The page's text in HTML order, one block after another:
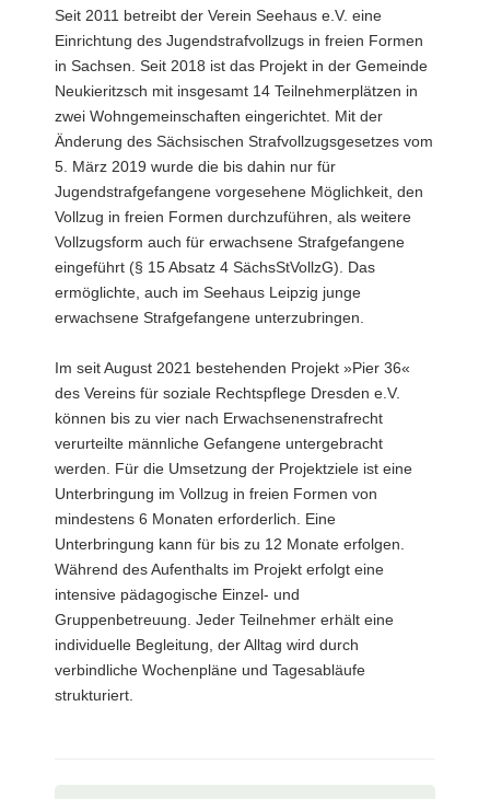
Seit 2011 betreibt der Verein Seehaus e.V. eine
Einrichtung des Jugendstrafvollzugs in freien Formen
in Sachsen. Seit 2018 ist das Projekt in der Gemeinde
Neukieritzsch mit insgesamt 14 Teilnehmerplätzen in
zwei Wohngemeinschaften eingerichtet. Mit der
Änderung des Sächsischen Strafvollzugsgesetzes vom
5. März 2019 wurde die bis dahin nur für
Jugendstrafgefangene vorgesehene Möglichkeit, den
Vollzug in freien Formen durchzuführen, als weitere
Vollzugsform auch für erwachsene Strafgefangene
eingeführt (§ 15 Absatz 4 SächsStVollzG). Das
ermöglichte, auch im Seehaus Leipzig junge
erwachsene Strafgefangene unterzubringen.
Im seit August 2021 bestehenden Projekt »Pier 36«
des Vereins für soziale Rechtspflege Dresden e.V.
können bis zu vier nach Erwachsenenstrafrecht
verurteilte männliche Gefangene untergebracht
werden. Für die Umsetzung der Projektziele ist eine
Unterbringung im Vollzug in freien Formen von
mindestens 6 Monaten erforderlich. Eine
Unterbringung kann für bis zu 12 Monate erfolgen.
Während des Aufenthalts im Projekt erfolgt eine
intensive pädagogische Einzel- und
Gruppenbetreuung. Jeder Teilnehmer erhält eine
individuelle Begleitung, der Alltag wird durch
verbindliche Wochenpläne und Tagesabläufe
strukturiert.